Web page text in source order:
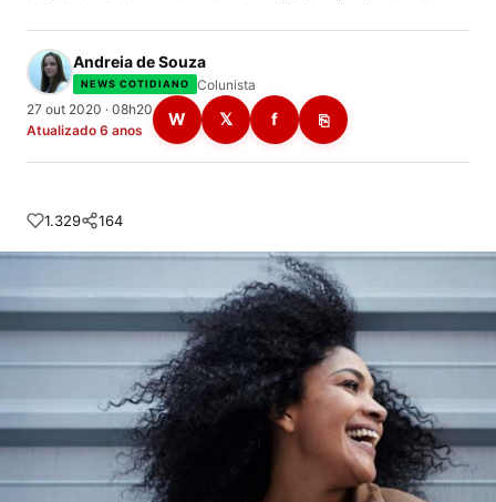
Andreia de Souza
NEWS COTIDIANO
Colunista
27 out 2020 · 08h20
Atualizado 6 anos
W 𝕏 f ⎘
1.329 164